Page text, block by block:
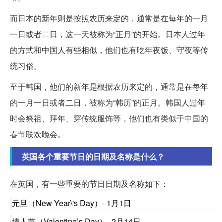
而日本的新年则是按照农历来定的，通常是在每年的一月
一日或者二日，这一天被称为“正月”的开始。日本人过年
的方式和中国人有些相似，他们也有吃年夜饭、守夜等传
统习俗。
至于韩国，他们的新年是根据农历来定的，通常是在每年
的一月一日或者二日，被称为“韩历”的正月。韩国人过年
时会祭祖、拜年、穿传统服饰等，他们也有类似于中国的
春节联欢晚会。
英国各个重要节日的日期及名称是什么？
在英国，有一些重要的节日日期及名称如下：
元旦（New Year\'s Day）- 1月1日